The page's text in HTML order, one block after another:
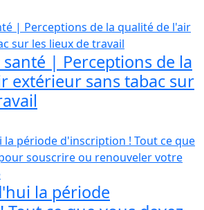
santé | Perceptions de la
extérieur sans tabac sur
la période